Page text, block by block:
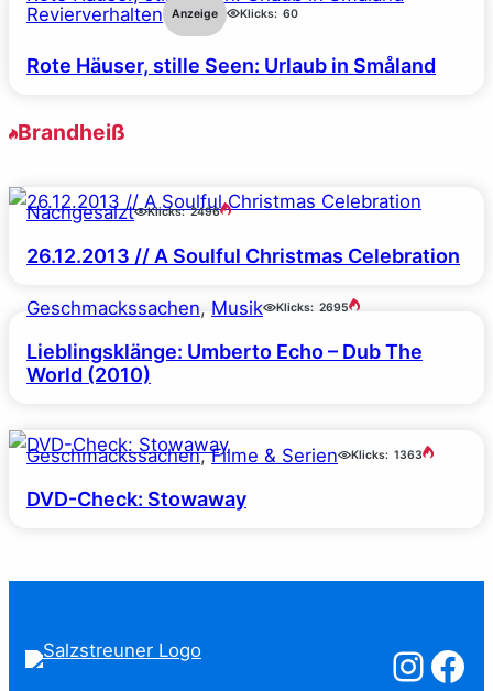
Revierverhalten Anzeige Klicks: 60
Rote Häuser, stille Seen: Urlaub in Småland
Brandheiß
Nachgesalzt Klicks: 2496
26.12.2013 // A Soulful Christmas Celebration
Geschmackssachen, Musik Klicks: 2695
Lieblingsklänge: Umberto Echo – Dub The
World (2010)
Geschmackssachen, Filme & Serien Klicks: 1363
DVD-Check: Stowaway
Salzstreuner